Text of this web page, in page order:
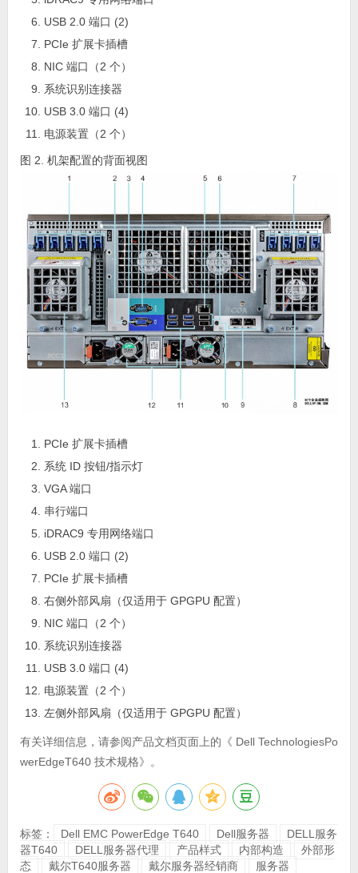
USB 2.0 端口 (2)
PCIe 扩展卡插槽
NIC 端口（2 个）
系统识别连接器
USB 3.0 端口 (4)
电源装置（2 个）
图 2. 机架配置的背面视图
PCIe 扩展卡插槽
系统 ID 按钮/指示灯
VGA 端口
串行端口
iDRAC9 专用网络端口
USB 2.0 端口 (2)
PCIe 扩展卡插槽
右侧外部风扇（仅适用于 GPGPU 配置）
NIC 端口（2 个）
系统识别连接器
USB 3.0 端口 (4)
电源装置（2 个）
左侧外部风扇（仅适用于 GPGPU 配置）
有关详细信息，请参阅产品文档页面上的《 Dell TechnologiesPo
werEdgeT640 技术规格》。
标签： Dell EMC PowerEdge T640 Dell服务器
DELL服务
器T640
DELL服务器代理 产品样式 内部构造
外部形
态
戴尔T640服务器 戴尔服务器经销商 服务器